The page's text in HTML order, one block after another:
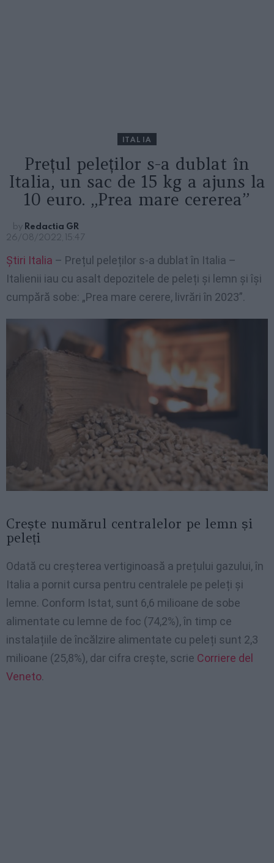
ITALIA
Prețul peleților s-a dublat în
Italia, un sac de 15 kg a ajuns la
10 euro. „Prea mare cererea”
by Redactia GR
26/08/2022, 15:47
Știri Italia – Prețul peleților s-a dublat în Italia –
Italienii iau cu asalt depozitele de peleți și lemn și își
cumpără sobe: „Prea mare cerere, livrări în 2023”.
Crește numărul centralelor pe lemn și
peleți
Odată cu creșterea vertiginoasă a prețului gazului, în
Italia a pornit cursa pentru centralele pe peleți și
lemne. Conform Istat, sunt 6,6 milioane de sobe
alimentate cu lemne de foc (74,2%), în timp ce
instalațiile de încălzire alimentate cu peleți sunt 2,3
milioane (25,8%), dar cifra crește, scrie Corriere del
Veneto.